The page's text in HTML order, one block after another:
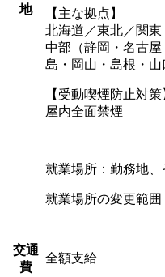
地
【主な拠点】
北海道／東北／関
中部（静岡・名古
島・岡山・島根・
【受動喫煙防止対策
屋内全面禁煙
就業場所：勤務地
就業場所の変更範
交通
費
全額支給